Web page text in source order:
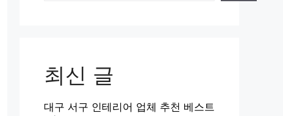
최신 글
대구 서구 인테리어 업체 추천 베스트